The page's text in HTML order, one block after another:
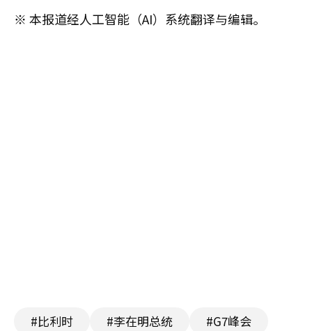
※ 本报道经人工智能（AI）系统翻译与编辑。
#比利时 #李在明总统 #G7峰会